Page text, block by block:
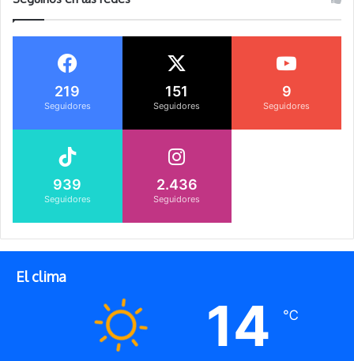
219
Seguidores
151
Seguidores
9
Seguidores
939
Seguidores
2.436
Seguidores
El clima
14 ℃